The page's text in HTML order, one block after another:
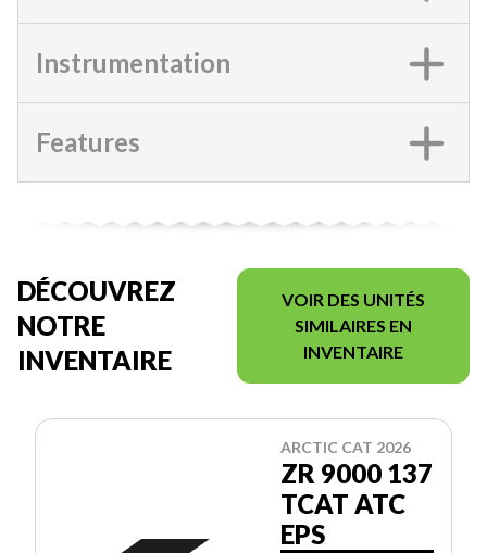
Instrumentation
Features
DÉCOUVREZ
NOTRE
INVENTAIRE
VOIR DES UNITÉS
SIMILAIRES EN
INVENTAIRE
ARCTIC CAT 2026
ZR 9000 137
TCAT ATC
EPS